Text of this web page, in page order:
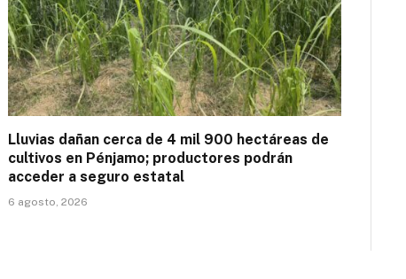
Lluvias dañan cerca de 4 mil 900 hectáreas de
cultivos en Pénjamo; productores podrán
acceder a seguro estatal
6 agosto, 2026